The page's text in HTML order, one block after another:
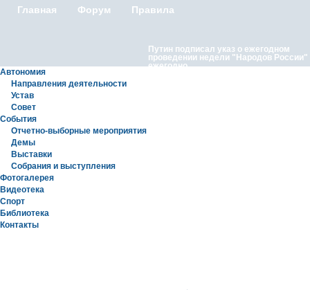
Главная Форум Правила
Автономия
Направления деятельности
Устав
Совет
События
Отчетно-выборные мероприятия
Демы
Выставки
Собрания и выступления
Фотогалерея
Видеотека
Спорт
Библиотека
Контакты
Путин подписал указ о ежегодном
проведении недели "Народов России"
ежегодно